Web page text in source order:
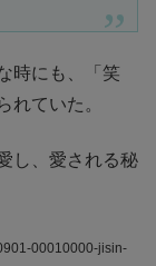
時にも、「笑
れていた。
し、愛される秘
00010000-jisin-